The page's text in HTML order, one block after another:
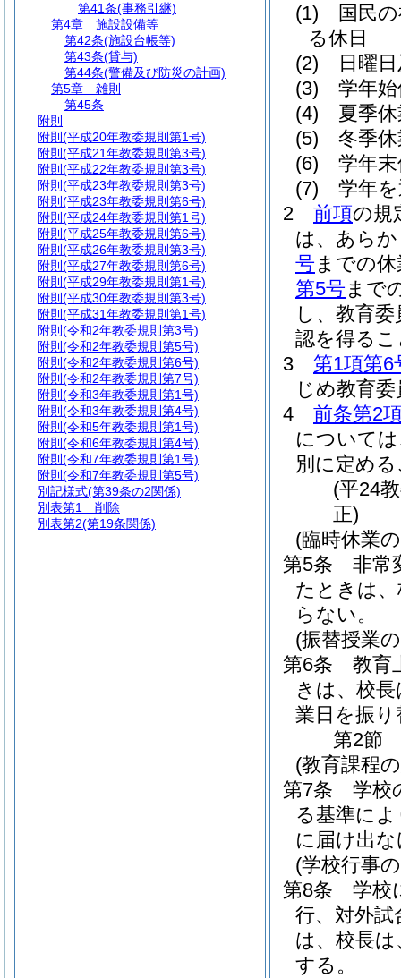
(1)
国民
る休日
(2)
日曜
(3)
学年
(4)
夏季
(5)
冬季
(6)
学年
(7)
学年
2
前項の規
は、あら
号までの
第5号まで
し、教育
認を得る
3
第1項第6
じめ教育
4
前条第2
について
別に定め
(平24
正)
(臨時休業
第5条
非常
たときは
らない。
(振替授業
第6条
教育
きは、校
業日を振
第2節
(教育課程
第7条
学校
る基準に
に届け出
(学校行事
第8条
学校
行、対外
は、校長
する。
第41条(事務引継)
第4章
施設設備等
第42条(施設台帳等)
第43条(貸与)
第44条(警備及び防災の計画)
第5章
雑則
第45条
附則
附則 (平成20年教委規則第1号)
附則 (平成21年教委規則第3号)
附則 (平成22年教委規則第3号)
附則 (平成23年教委規則第3号)
附則 (平成23年教委規則第6号)
附則 (平成24年教委規則第1号)
附則 (平成25年教委規則第6号)
附則 (平成26年教委規則第3号)
附則 (平成27年教委規則第6号)
附則 (平成29年教委規則第1号)
附則 (平成30年教委規則第3号)
附則 (平成31年教委規則第1号)
附則 (令和2年教委規則第3号)
附則 (令和2年教委規則第5号)
附則 (令和2年教委規則第6号)
附則 (令和2年教委規則第7号)
附則 (令和3年教委規則第1号)
附則 (令和3年教委規則第4号)
附則 (令和5年教委規則第1号)
附則 (令和6年教委規則第4号)
附則 (令和7年教委規則第1号)
附則 (令和7年教委規則第5号)
別記様式(第39条の2関係)
別表第1
削除
別表第2(第19条関係)